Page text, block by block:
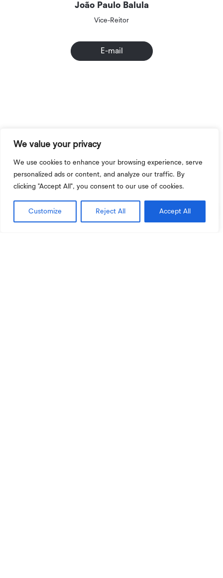
We value your privacy
We use cookies to enhance your browsing experience, serve
personalized ads or content, and analyze our traffic. By
clicking "Accept All", you consent to our use of cookies.
Customize Reject All Accept All
João Paulo Balula
Vice-Reitor
E-mail
Administradores